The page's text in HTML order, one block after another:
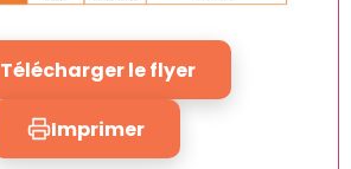
Télécharger le flyer
Imprimer